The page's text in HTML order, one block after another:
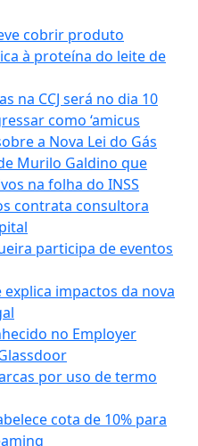
cobrir produto
à proteína do leite de
na CCJ será no dia 10
como ‘amicus
a Nova Lei do Gás
Murilo Galdino que
na folha do INSS
contrata consultora
participa de eventos
impactos da nova
no Employer
por uso de termo
cota de 10% para